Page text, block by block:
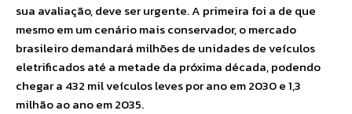
sua avaliação, deve ser urgente. A primeira foi a de que
mesmo em um cenário mais conservador, o mercado
brasileiro demandará milhões de unidades de veículos
eletrificados até a metade da próxima década, podendo
chegar a 432 mil veículos leves por ano em 2030 e 1,3
milhão ao ano em 2035.